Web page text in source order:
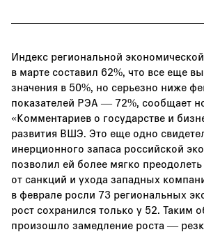
Индекс региональной
в марте составил 62%, что все еще
значения в 50%, но серьезно ниже
показателей РЭА — 72%, сообщает
«Комментариев о государстве и
развития ВШЭ. Это еще одно
инерционного запаса российской
позволил ей более мягко
от санкций и ухода западных
в феврале росли 73 региональных
рост сохранился только у 52. Таким
произошло замедление роста —